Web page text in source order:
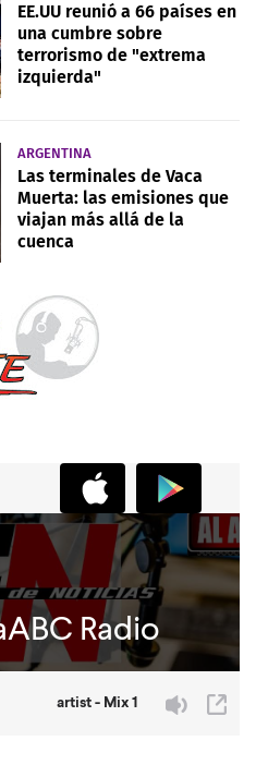
EE.UU reunió a 66 países en
una cumbre sobre
terrorismo de "extrema
izquierda"
ARGENTINA
Las terminales de Vaca
Muerta: las emisiones que
viajan más allá de la
cuenca